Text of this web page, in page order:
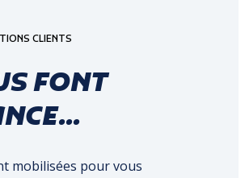
CLIENTS
FONT
mobilisées pour vous